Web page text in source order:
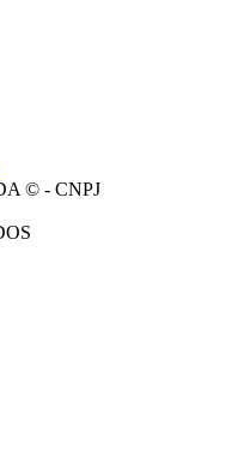
© - CNPJ